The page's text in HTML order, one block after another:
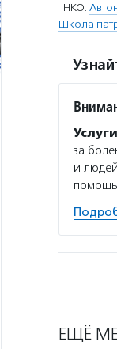
НКО:
Школа
за
и
ЕЩЁ